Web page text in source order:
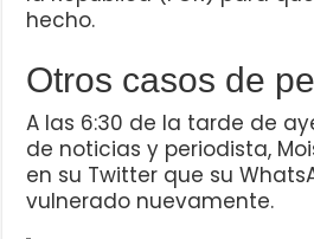
hecho.
Otros casos de
A las 6:30 de la tarde de
de noticias y periodista,
en su Twitter que su
vulnerado nuevamente.